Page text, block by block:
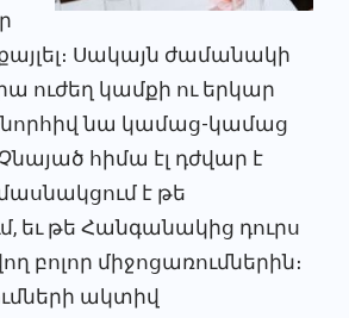
Սակայն ժամանակի
ուժեղ կամքի ու երկար
շնորհիվ նա կամաց-կամաց
Չնայած հիմա էլ դժվար է
մասնակցում է թե
եւ թե Հանգանակից դուրս
բոլոր միջոցառումներին։
ակտիվ